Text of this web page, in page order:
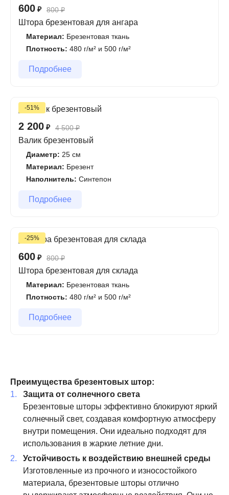
600 ₽ 800₽
Штора брезентовая для ангара
Материал: Брезентовая ткань
Плотность: 480 г/м² и 500 г/м²
Подробнее
-51%
2 200 ₽ 4 500₽
Валик брезентовый
Диаметр: 25 см
Материал: Брезент
Наполнитель: Синтепон
Подробнее
-25%
600 ₽ 800₽
Штора брезентовая для склада
Материал: Брезентовая ткань
Плотность: 480 г/м² и 500 г/м²
Подробнее
Преимущества брезентовых штор:
Защита от солнечного света
Брезентовые шторы эффективно блокируют яркий
солнечный свет, создавая комфортную атмосферу
внутри помещения. Они идеально подходят для
использования в жаркие летние дни.
Устойчивость к воздействию внешней среды
Изготовленные из прочного и износостойкого
материала, брезентовые шторы отлично